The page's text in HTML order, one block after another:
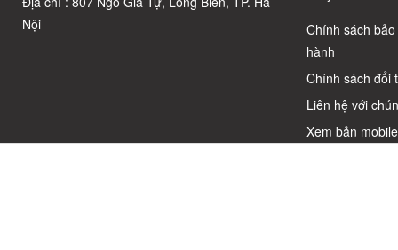
Nội
Chính sách bảo
hành
Chính sách đổi
Liên hệ với
Xem bản